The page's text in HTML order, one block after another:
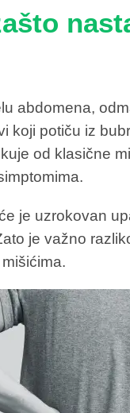
abdomena,
koji potiču iz
od klasične
je uzrokovan
je važno